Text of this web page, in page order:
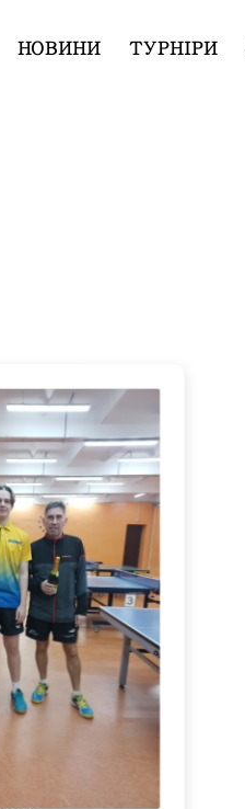
НОВИНИ ТУРНІРИ